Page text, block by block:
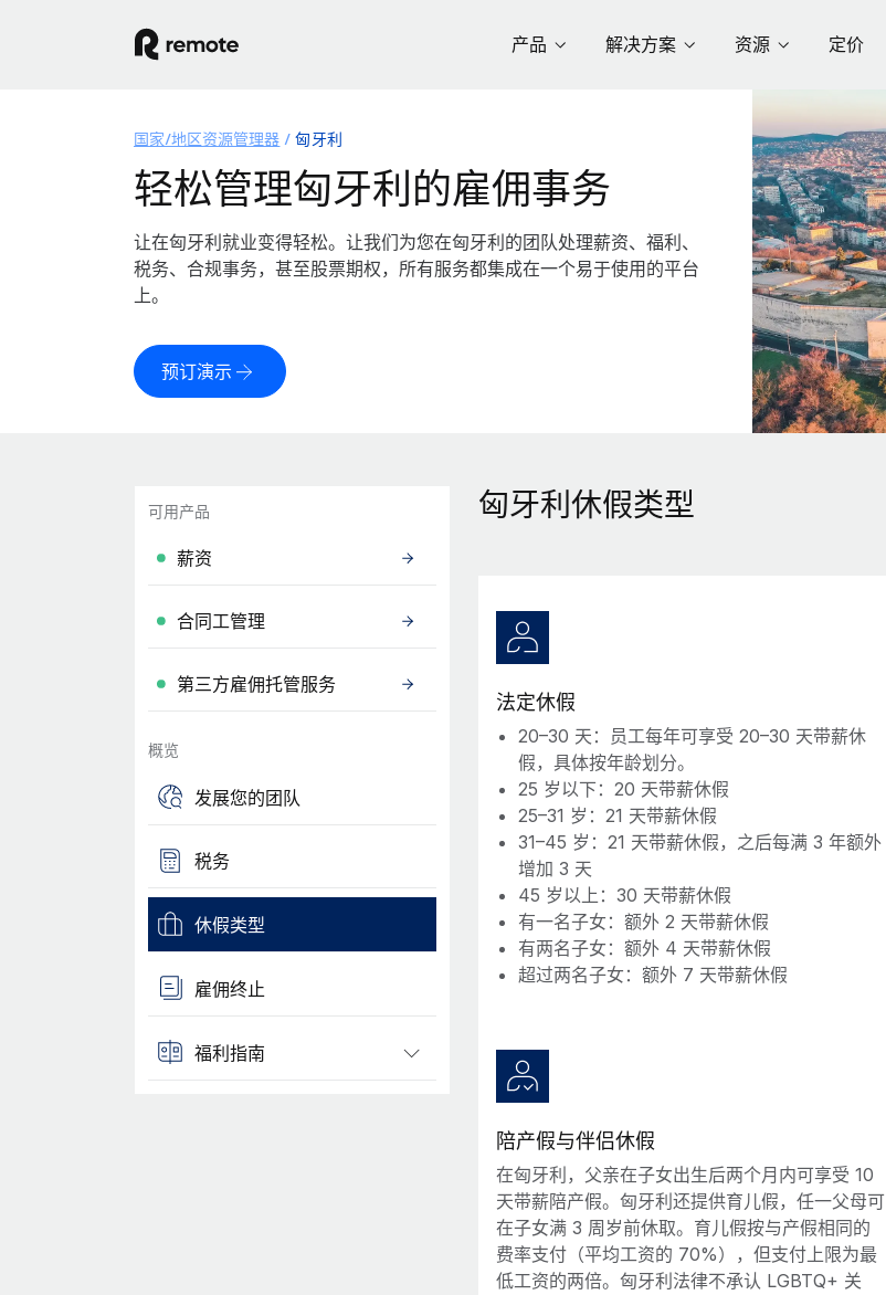
产品 解决方案 资源 定价
国家/地区资源管理器 匈牙利
轻松管理匈牙利的雇佣事务
让在匈牙利就业变得轻松。让我们为您在匈牙利的团队处理薪资、福利、
税务、合规事务，甚至股票期权，所有服务都集成在一个易于使用的平台
上。
预订演示
可用产品
薪资
合同工管理
第三方雇佣托管服务
概览
发展您的团队
税务
休假类型
雇佣终止
福利指南
匈牙利休假类型
法定休假
20–30 天：员工每年可享受 20–30 天带薪休
假，具体按年龄划分。
25 岁以下：20 天带薪休假
25–31 岁：21 天带薪休假
31–45 岁：21 天带薪休假，之后每满 3 年额外
增加 3 天
45 岁以上：30 天带薪休假
有一名子女：额外 2 天带薪休假
有两名子女：额外 4 天带薪休假
超过两名子女：额外 7 天带薪休假
陪产假与伴侣休假
在匈牙利，父亲在子女出生后两个月内可享受 10
天带薪陪产假。匈牙利还提供育儿假，任一父母可
在子女满 3 周岁前休取。育儿假按与产假相同的
费率支付（平均工资的 70%），但支付上限为最
低工资的两倍。匈牙利法律不承认 LGBTQ+ 关